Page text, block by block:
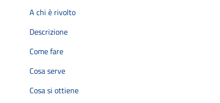
A chi è rivolto
Descrizione
Come fare
Cosa serve
Cosa si ottiene